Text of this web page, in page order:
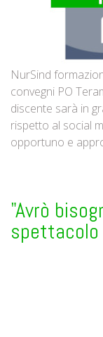
NurSind
convegni PO
discente sarà in
rispetto al social
opportuno e
"Avrò
spettacolo